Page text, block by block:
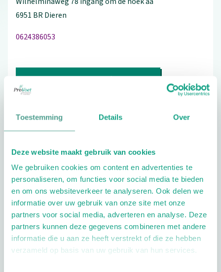
Toestemming Details Over
Deze website maakt gebruik van cookies
We gebruiken cookies om content en advertenties te
personaliseren, om functies voor social media te bieden
en om ons websiteverkeer te analyseren. Ook delen we
informatie over uw gebruik van onze site met onze
partners voor social media, adverteren en analyse. Deze
partners kunnen deze gegevens combineren met andere
informatie die u aan ze heeft verstrekt of die ze hebben
verzameld op basis van uw gebruik van hun services.
6951 BRDieren
0624386053
Bezoek de website
Schrijf ook een review
Aandachtsgebieden
Diabetes Reuma Wellness
Extra opties